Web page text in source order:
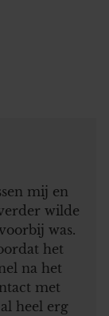
mij en
wilde
was.
het
na het
met
heel erg